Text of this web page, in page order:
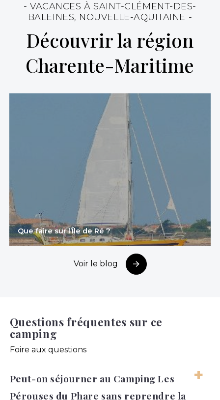
- VACANCES À SAINT-CLÉMENT-DES-
BALEINES, NOUVELLE-AQUITAINE -
Découvrir la région
Charente-Maritime
Que faire sur l’Île de Ré ?
Voir le blog
Questions fréquentes sur ce
camping
Foire aux questions
Peut-on séjourner au Camping Les
Pérouses du Phare sans reprendre la